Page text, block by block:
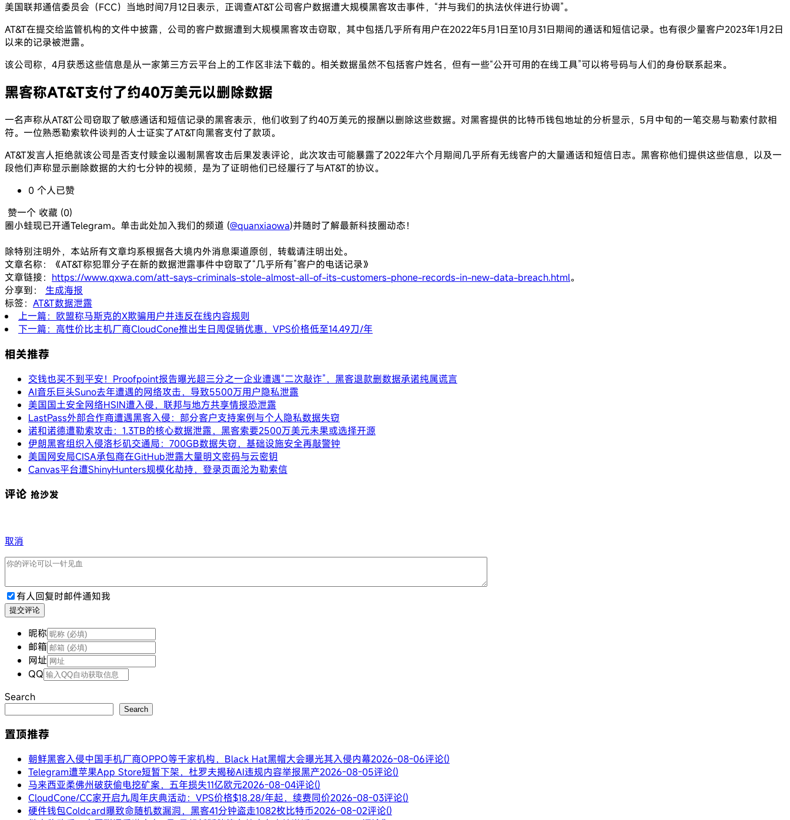
美国联邦通信委员会（FCC）当地时间7月12日表示，正调查AT&T公司客户数据遭大规模黑客攻击事件，“并与我们的执法伙伴进行协调”。
AT&T在提交给监管机构的文件中披露，公司的客户数据遭到大规模黑客攻击窃取，其中包括几乎所有用户在2022年5月1日至10月31日期间的通话和短信记录。也有很少量客户2023年1月2日
以来的记录被泄露。
该公司称，4月获悉这些信息是从一家第三方云平台上的工作区非法下载的。相关数据虽然不包括客户姓名，但有一些“公开可用的在线工具”可以将号码与人们的身份联系起来。
黑客称AT&T支付了约40万美元以删除数据
一名声称从AT&T公司窃取了敏感通话和短信记录的黑客表示，他们收到了约40万美元的报酬以删除这些数据。对黑客提供的比特币钱包地址的分析显示，5月中旬的一笔交易与勒索付款相
符。一位熟悉勒索软件谈判的人士证实了AT&T向黑客支付了款项。
AT&T发言人拒绝就该公司是否支付赎金以遏制黑客攻击后果发表评论，此次攻击可能暴露了2022年六个月期间几乎所有无线客户的大量通话和短信日志。黑客称他们提供这些信息，以及一
段他们声称显示删除数据的大约七分钟的视频，是为了证明他们已经履行了与AT&T的协议。
0 个人已赞
赞一个 收藏 (0)
圈小蛙现已开通Telegram。单击此处加入我们的频道 (@quanxiaowa)并随时了解最新科技圈动态！
除特别注明外，本站所有文章均系根据各大境内外消息渠道原创，转载请注明出处。
文章名称：《AT&T称犯罪分子在新的数据泄露事件中窃取了“几乎所有”客户的电话记录》
文章链接： https://www.qxwa.com/att-says-criminals-stole-almost-all-of-its-customers-phone-records-in-new-data-breach.html。
分享到：
生成海报
标签： AT&T数据泄露
上一篇：欧盟称马斯克的X欺骗用户并违反在线内容规则
下一篇：高性价比主机厂商CloudCone推出生日周促销优惠，VPS价格低至14.49刀/年
相关推荐
交钱也买不到平安！Proofpoint报告曝光超三分之一企业遭遇“二次敲诈”，黑客退款删数据承诺纯属谎言
AI音乐巨头Suno去年遭遇的网络攻击，导致5500万用户隐私泄露
美国国土安全网络HSIN遭入侵，联邦与地方共享情报恐泄露
LastPass外部合作商遭遇黑客入侵：部分客户支持案例与个人隐私数据失窃
诺和诺德遭勒索攻击：1.3TB的核心数据泄露，黑客索要2500万美元未果或选择开源
伊朗黑客组织入侵洛杉矶交通局：700GB数据失窃，基础设施安全再敲警钟
美国网安局CISA承包商在GitHub泄露大量明文密码与云密钥
Canvas平台遭ShinyHunters规模化劫持，登录页面沦为勒索信
评论 抢沙发
取消
有人回复时邮件通知我
提交评论
昵称
邮箱
网址
QQ
Search
Search
置顶推荐
朝鲜黑客入侵中国手机厂商OPPO等千家机构，Black Hat黑帽大会曝光其入侵内幕2026-08-06评论()
Telegram遭苹果App Store短暂下架，杜罗夫揭秘AI违规内容举报黑产2026-08-05评论()
马来西亚柔佛州破获偷电挖矿案，五年损失11亿欧元2026-08-04评论()
CloudCone/CC家开启九周年庆典活动：VPS价格$18.28/年起，续费同价2026-08-03评论()
硬件钱包Coldcard曝致命随机数漏洞，黑客41分钟盗走1082枚比特币2026-08-02评论()